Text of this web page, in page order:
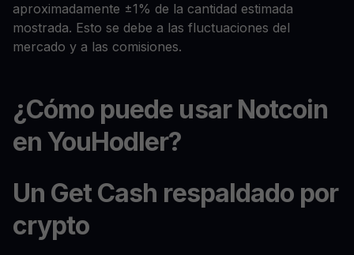
aproximadamente ±1% de la cantidad estimada
mostrada. Esto se debe a las fluctuaciones del
mercado y a las comisiones.
¿Cómo puede usar Notcoin
en YouHodler?
Un Get Cash respaldado por
crypto